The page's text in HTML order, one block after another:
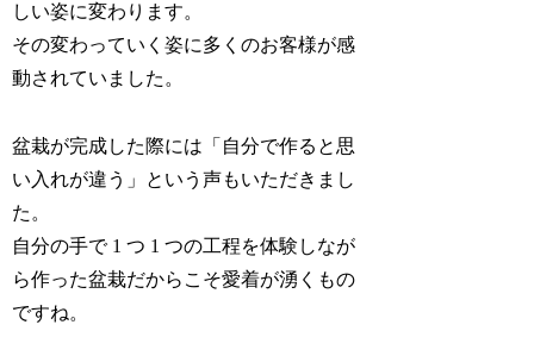
しい姿に変わります。
その変わっていく姿に多くのお客様が感
動されていました。
盆栽が完成した際には「自分で作ると思
い入れが違う」という声もいただきまし
た。
自分の手で 1 つ 1 つの工程を体験しなが
ら作った盆栽だからこそ愛着が湧くもの
ですね。